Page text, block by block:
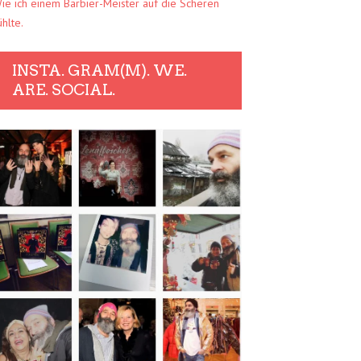
ich einem Barbier-Meister auf die Scheren
INSTA. GRAM(M). WE.
ARE. SOCIAL.